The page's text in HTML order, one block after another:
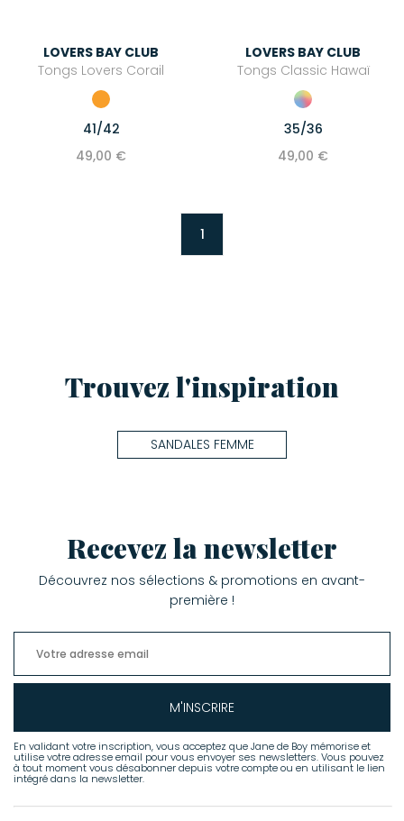
Juliette has a gun
Maison Saint Julien
Roseanna
LOVERS BAY CLUB
Tongs Lovers Corail
41/42
49,00 €
LOVERS BAY CLUB
Tongs Classic Hawaï
35/36
49,00 €
1
Trouvez l'inspiration
SANDALES FEMME
Recevez la newsletter
Découvrez nos sélections & promotions en avant-
première !
M'INSCRIRE
En validant votre inscription, vous acceptez que Jane de Boy mémorise et
utilise votre adresse email pour vous envoyer ses newsletters. Vous pouvez
à tout moment vous désabonner depuis votre compte ou en utilisant le lien
intégré dans la newsletter.